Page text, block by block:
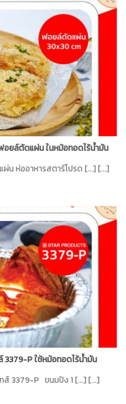
อยล์ตัดแผ่น ในหม้อทอดไร้น้ำมัน
ห่ออาหารสตาร์โปรด [...] [...]
3379-P ใช้หม้อทอดไร้น้ำมัน
3379-P ขนมปัง 1 [...] [...]